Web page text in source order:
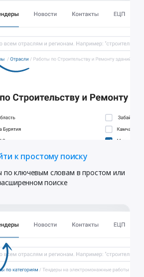
к простому поиску
ключевым словам в простом или
поиске